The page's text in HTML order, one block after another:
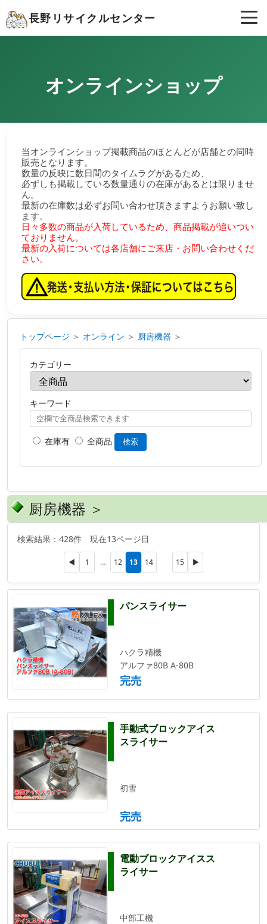
長野リサイクルセンター
オンラインショップ
当オンラインショップ掲載商品のほとんどが店舗との同時
販売となります。
数量の反映に数日間のタイムラグがあるため、
必ずしも掲載している数量通りの在庫があるとは限りませ
ん。
最新の在庫数は必ずお問い合わせ頂きますようお願い致し
ます。
日々多数の商品が入荷しているため、商品掲載が追いつい
ておりません。
最新の入荷については各店舗にご来店・お問い合わせくだ
さい。
トップページ ＞ オンライン ＞ 厨房機器 ＞
カテゴリー
キーワード
在庫有 全商品 検索
厨房機器 ＞
検索結果：428件 現在13ページ目
◀ 1 … 12 13 14 15 ▶
パンスライサー
ハクラ精機
アルファ80B A-80B
完売
手動式ブロックアイス
スライサー
初雪
完売
電動ブロックアイスス
ライサー
中部工機